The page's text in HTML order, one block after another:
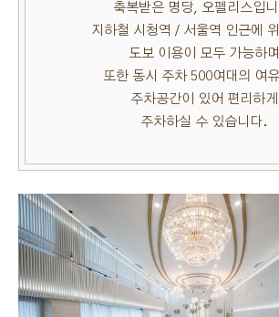
축복받은 명당, 오펠리스입
지하철 시청역 / 서울역 인근에
도보 이용이 모두 가능하며
또한 동시 주차 500여대의 여
주차공간이 있어 편리하게
주차하실 수 있습니다.